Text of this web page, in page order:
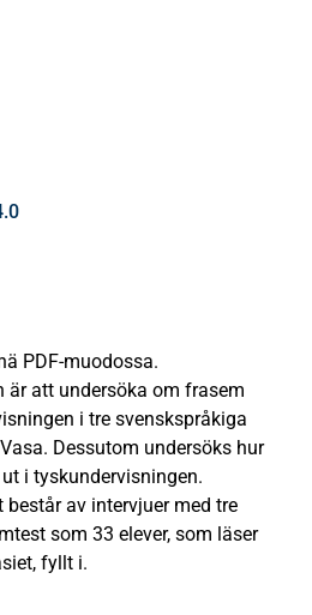
PDF-muodossa.
är att undersöka om frasem
i tre svenskspråkiga
Dessutom undersöks hur
i tyskundervisningen.
av intervjuer med tre
som 33 elever, som läser
fyllt i.